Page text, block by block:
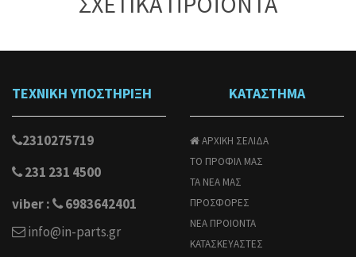
ΤΕΧΝΙΚΗ ΥΠΟΣΤΗΡΙΞΗ
2310275719
231 231 4500
viber :
6983642401
info@in-parts.gr
ΚΑΤΑΣΤΗΜΑ
ΑΡΧΙΚΗ ΣΕΛΙΔΑ
ΤΟ ΠΡΟΦΙΛ ΜΑΣ
ΤΑ ΝΕΑ ΜΑΣ
ΠΡΟΣΦΟΡΕΣ
ΝΕΑ ΠΡΟΙΟΝΤΑ
ΚΑΤΑΣΚΕΥΑΣΤΕΣ